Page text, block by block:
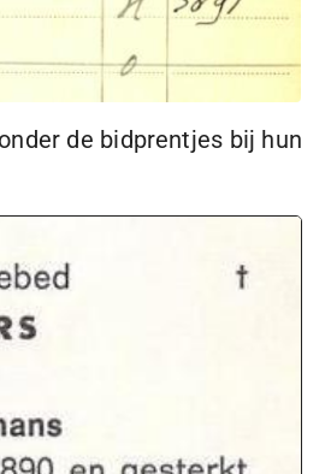
de bidprentjes bij hun